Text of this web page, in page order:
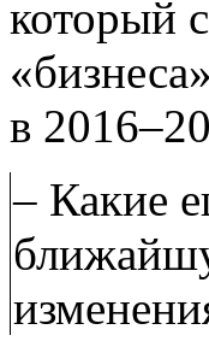
который
в
– Какие